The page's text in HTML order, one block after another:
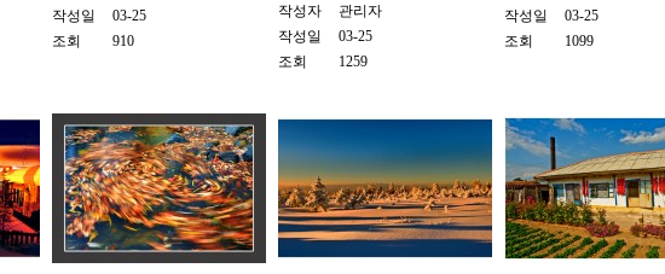
작성일
03-25
조회
910
작성자
관리자
작성일
03-25
조회
1259
작성일
03-25
조회
1099